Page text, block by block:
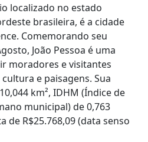
localizado no estado
brasileira, é a cidade
Comemorando seu
João Pessoa é uma
moradores e visitantes
e paisagens. Sua
km², IDHM (Índice de
municipal) de 0,763
de R$25.768,09 (data senso